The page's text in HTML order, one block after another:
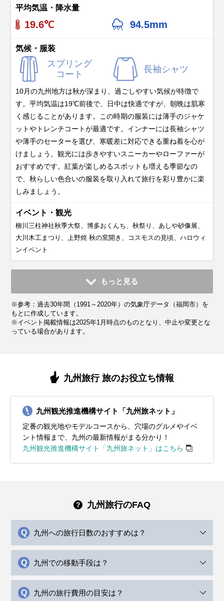
平均気温・降水量
19.6℃ 94.5mm
気候・服装
スプリング
コート
長袖シャツ
10月の九州地方は秋が深まり、過ごしやすい気候が特徴で
す。平均気温は19℃前後で、日中は快適ですが、朝晩は肌寒
く感じることがあります。この時期の服装には薄手のジャケ
ットやトレンチコートが最適です。インナーには長袖シャツ
や薄手のセーターを選び、寒暖差に対応できる重ね着を心が
けましょう。観光には歩きやすいスニーカーやローファーが
おすすめです。紅葉が楽しめるスポットも増える季節なの
で、秋らしい色合いの服装を取り入れて旅行を彩り豊かに楽
しみましょう。
イベント・観光
柳川三柱神社秋季大祭、博多おくんち、秋祭り、あしや砂像展、
大川木工まつり、上野焼 秋の窯開き、コスモスの見頃、ハロウィ
ンイベント
11月
平均気温・降水量
14.2℃ 91.4mm
気候・服装
11月の九州地方は秋が深まり、紅葉が美しい観光シーズンと
ーディガンや軽めのコートを用意し、寒さをしのぐ工夫が必
要です。インナーにはセーターやタートルネックを選び、暖
かさを確保しましょう。足元には防寒性のあるスニーカーや
ショートブーツがおすすめです。また、ストールや手袋を携
帯して、紅葉狩りや夜間観光にも快適に過ごせる準備をしま
節まつり、イルミネーションシーズン、紅葉シーズン、クリスマ
スイベント
12月
平均気温・降水量
9.1℃ 67.5mm
気候・服装
12月の九州地方は冬の寒さが本格化し、平均気温は約9℃、
ックやフリース素材を取り入れてしっかり防寒対策をしてく
ださい。マフラーや手袋、ニット帽などの防寒小物を活用
し、冷たい風から体を守る工夫が重要です。観光地ではクリ
スマスイルミネーションや年末のイベントが多く開催される
ため、長時間歩く場合にも快適な防寒靴を選びましょう。寒
クティビティシーズン、イルミネーションシーズン、いちご狩
り、紅葉シーズン、クリスマスイベント
1月
平均気温・降水量
6.9℃ 74.4mm
気候・服装
1月の九州地方は冬の真っ只中で、平均気温は約7℃、最低気
う。インナーにはヒートテックやフリース素材の服を取り入
れて、体を暖かく保つことが大切です。また、手袋やマフラ
ー、ニット帽で寒さを和らげましょう。足元は防寒性の高い
ブーツや滑りにくいソールのスニーカーを選ぶと快適です。
九州地方の都市部では風が強い日もあるため、風を通しにく
十日恵比須祭り、大善寺玉垂宮 鬼夜、玉取祭、太宰府天満宮 鬼
ーズン、いちご狩り、
2月
平均気温・降水量
7.8℃ 69.8mm
気候・服装
2月の九州地方も冬らしい寒さが続きますが、少しずつ日差
ンジャケットや厚手のコートを基本に、セーターや長袖シャ
ツをインナーに選びましょう。冷え込みが厳しい朝晩には、
手袋やマフラーを着用して防寒対策を強化してください。観
光中に暖かい飲み物を携帯するなど、快適に過ごす工夫も重
要です。九州地方市内の観光には歩きやすいスニーカーがお
柳川雛祭り さげもんめぐり、赤間宿まつり、八女ぼんぼりまつ
頃、日本酒蔵びらき（各地）、いちご狩り
3月
平均気温・降水量
10.8℃ 103.7mm
気候・服装
3月の九州地方は春の訪れを感じる季節で、平均気温は10℃
ツや薄手のセーターを選び、重ね着で調整できる服装が適し
ています。日中は暖かく感じる日も多いので、軽めのカーデ
ィガンを持ち歩くと安心です。九州地方では桜が咲き始める
観光地もあり、明るい色の服装で春らしい装いを楽しむこと
ができます。動きやすさと季節感を意識して、快適な旅を演
柳川雛祭り さげもんめぐり、柳川流鏑馬、八女ぼんぼりまつり、
地）、桜まつり（各地）、いちご狩り
4月
平均気温・降水量
15.4℃ 118.2mm
気候・服装
4月の九州地方は春本番で、桜が満開となる絶好の観光シー
時期の服装には、薄手のジャケットやカーディガンが適して
います。インナーには長袖シャツやブラウスを合わせ、重ね
着で気温に合わせた調整を心がけましょう。観光地では歩き
やすいスニーカーを履くと快適です。また、突然の雨に備え
て折りたたみ傘を持参しましょう。春の九州地方を満喫する
柳川雛祭り さげもんめぐり、藤まつり（各地）、太宰府天満宮更
5月
平均気温・降水量
19.9℃ 133.7mm
気候・服装
5月の九州地方は初夏の爽やかな気候で、観光にも最適な季
ャケットを選び、日中は半袖シャツや軽めのパンツ、スカー
トで快適に過ごせます。ただし、朝晩は涼しく感じることが
あるため、脱ぎ着しやすい服装がおすすめです。また、紫外
線対策として帽子や日焼け止めを携帯すると安心です。観光
名所を巡る際は、動きやすいスニーカーやサンダルを履い
博多どんたく港まつり、風治八幡宮 川渡り神幸祭、糸田祇園山
ント、藤の見頃、あじさいの見頃、
6月
平均気温・降水量
23.3℃ 249.6mm
気候・服装
6月の九州地方は梅雨の時期に入り、雨の日が多くなりま
ス、軽めのパンツを選び、湿気対策として速乾性のある素材
を活用するのがおすすめです。また、防水性の高いレインジ
ャケットや折りたたみ傘を必ず持参してください。靴は防水
加工されたスニーカーやレインシューズを選ぶことで、雨の
日でも快適に観光を楽しめます。梅雨でも快適に九州地方観
府天満宮 花菖蒲の見頃、あじさいの見頃、風鈴祭り（各地）、ホ
タルまつり（各地）
7月
平均気温・降水量
27.4℃ 299.1mm
気候・服装
7月の九州地方は本格的な夏の暑さが始まり、平均気温は
してください。ショートパンツやスカートで快適なスタイル
を楽しむのがおすすめです。日中の強い日差しを避けるため
に、帽子やサングラス、日焼け止めをしっかりと活用しまし
ょう。冷房対策に薄手のカーディガンやストールを持参しま
しょう。水分補給をこまめに行いながら、夏の九州地方を快
博多祇園山笠、太宰府天満宮七夕祭、小倉祇園太鼓、北九州市の
ーズン、ひまわりの見頃、風鈴祭り（各地）
もっと見る
※参考：過去30年間（1991～2020年）の気象庁データ（福岡市）を
もとに作成しています。
※イベント掲載情報は2025年1月時点のものとなり、中止や変更とな
っている場合があります。
九州旅行 旅のお役立ち情報
九州観光推進機構サイト「九州旅ネット」
定番の観光地やモデルコースから、穴場のグルメやイベ
ント情報まで、九州の最新情報がまる分かり！
九州観光推進機構サイト「九州旅ネット」はこちら
九州旅行のFAQ
九州への旅行日数のおすすめは？
九州での移動手段は？
九州の旅行費用の目安は？